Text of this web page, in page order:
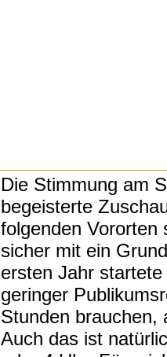
Die Stimmung am
begeisterte
folgenden Vororten
sicher mit ein
ersten Jahr
geringer
Stunden brauchen,
Auch das ist